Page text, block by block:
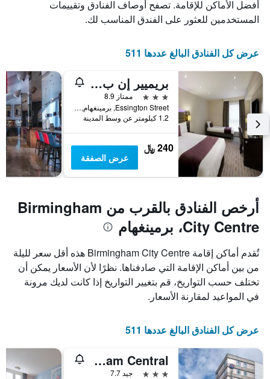
أفضل الأماكن للإقامة. تصفح أوصاف الفنادق وتقييمات
المستخدمين للعثور على الفندق المناسب لك.
عرض كل الفنادق البالغ عددها 511
بريميير إن بIرميNغهامس سيكس برود ستريت
3 نجوم
ممتاز 8.9
Essington Street, برمينغهام, المملكة المتحدة
1.2 كيلومتر عن وسط المدينة
240 ﷼
عرض الصفقة
أرخص الفنادق بالقرب من Birmingham
City Centre، برمينغهام
تُقدم أماكن إقامة Birmingham City Centre هذه أقل سعر لليلة
من بين أماكن الإقامة التي صادفناها. نظرًا لأن الأسعار يمكن أن
تختلف حسب التواريخ، قم بتغيير التواريخ إذا كانت لديك مرونة
في المواعيد لمقارنة الأسعار.
عرض كل الفنادق البالغ عددها 511
Travelodge Birmingham Central
3 نجوم جيد 7.7